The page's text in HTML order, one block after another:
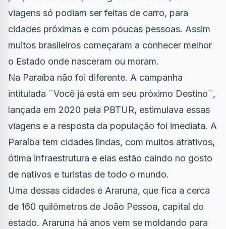
viagens só podiam ser feitas de carro, para
cidades próximas e com poucas pessoas. Assim
muitos brasileiros começaram a conhecer melhor
o Estado onde nasceram ou moram.
Na Paraíba não foi diferente. A campanha
intitulada ¨Você já está em seu próximo Destino¨,
lançada em 2020 pela PBTUR, estimulava essas
viagens e a resposta da população foi imediata. A
Paraíba tem cidades lindas, com muitos atrativos,
ótima infraestrutura e elas estão caindo no gosto
de nativos e turistas de todo o mundo.
Uma dessas cidades é Araruna, que fica a cerca
de 160 quilômetros de João Pessoa, capital do
estado. Araruna há anos vem se moldando para